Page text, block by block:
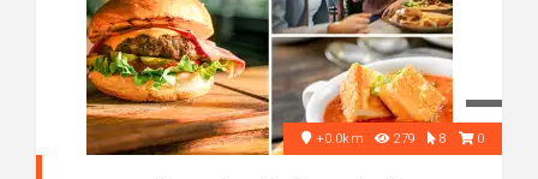
+0.0km 279 8 0